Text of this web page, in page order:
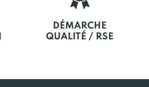
DÉMARCHE
QUALITÉ / RSE